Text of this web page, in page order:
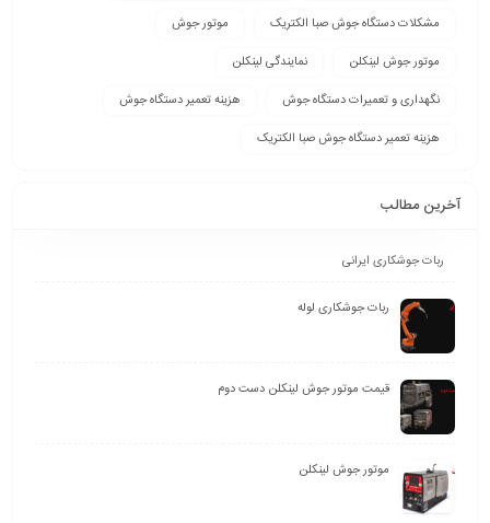
مشکلات دستگاه جوش صبا الکتریک
موتور جوش
موتور جوش لینکلن
نمایندگی لینکلن
نگهداری و تعمیرات دستگاه جوش
هزینه تعمیر دستگاه جوش
هزینه تعمیر دستگاه جوش صبا الکتریک
آخرین مطالب
ربات جوشکاری ایرانی
ربات جوشکاری لوله
قیمت موتور جوش لینکلن دست دوم
موتور جوش لینکلن